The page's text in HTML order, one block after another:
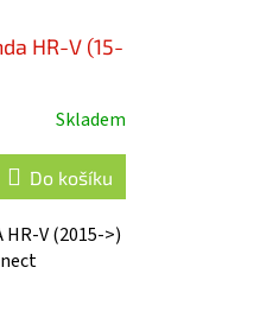
HR-V (15-
Skladem
Do košíku
V (2015->)